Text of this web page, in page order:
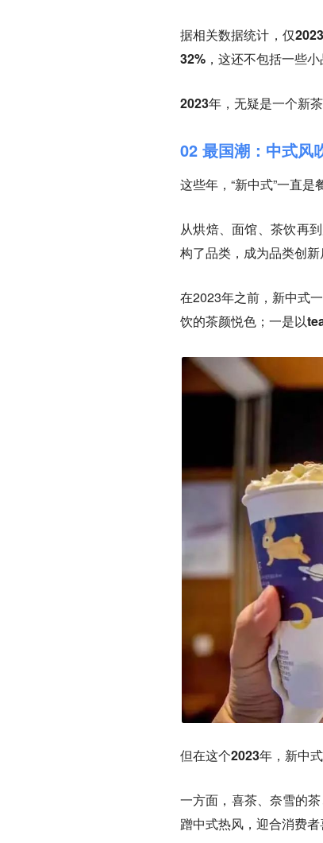
据相关数据统计， 仅
32% ，这还不包括一些
2023年，无疑是一个新
02 最国潮：中式风
这些年，“新中式”一直是
从烘焙、面馆、茶饮再
构了品类，成为品类创新
在2023年之前，新中式
饮的茶颜悦色；一是以
但在这个2023年，新中
一方面，喜茶、奈雪的
蹭中式热风，迎合消费者